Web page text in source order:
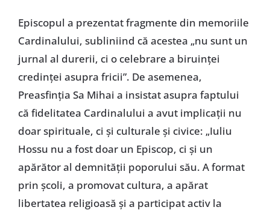
Episcopul a prezentat fragmente din memoriile
Cardinalului, subliniind că acestea „nu sunt un
jurnal al durerii, ci o celebrare a biruinței
credinței asupra fricii”. De asemenea,
Preasfinția Sa Mihai a insistat asupra faptului
că fidelitatea Cardinalului a avut implicații nu
doar spirituale, ci și culturale și civice: „Iuliu
Hossu nu a fost doar un Episcop, ci și un
apărător al demnității poporului său. A format
prin școli, a promovat cultura, a apărat
libertatea religioasă și a participat activ la